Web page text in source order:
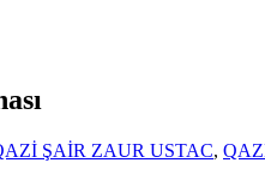
ŞAİR ZAUR USTAC,